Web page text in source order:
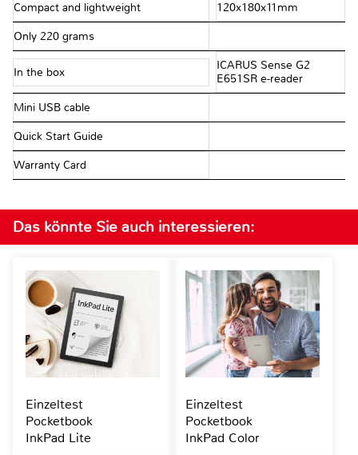
Compact and lightweight 120x180x11mm
Only 220 grams
In the box
ICARUS Sense G2
E651SR e-reader
Mini USB cable
Quick Start Guide
Warranty Card
Das könnte Sie auch interessieren:
Einzeltest
Pocketbook
InkPad Lite
Einzeltest
Pocketbook
InkPad Color